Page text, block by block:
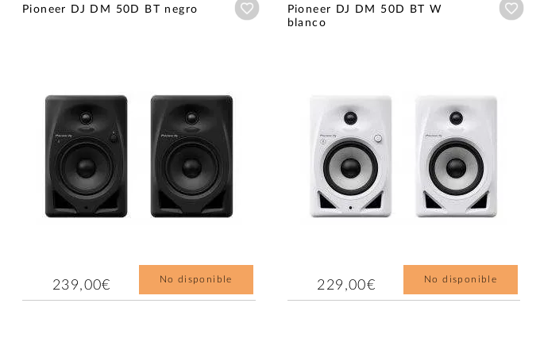
Añadir a wishlist
Pioneer DJ DM 50D BT negro Añadir a wishlist
239,00€ No disponible
Pioneer DJ DM 50D BT W
blanco
229,00€ No disponible